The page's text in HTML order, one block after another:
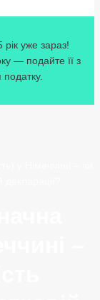
уже зараз!
— подайте її з